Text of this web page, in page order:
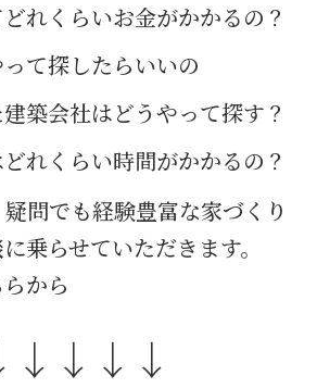
れくらいお金がかかるの？
て探したらいいの
築会社はどうやって探す？
れくらい時間がかかるの？
問でも経験豊富な家づくり
乗らせていただきます。
から